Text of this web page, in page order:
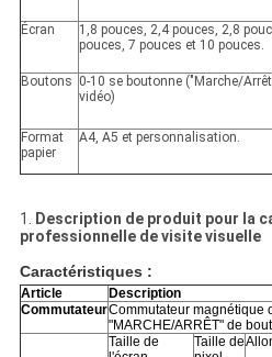
Écran
1,8 pouces, 2,4 pouces, 2,8
pouces, 7 pouces et 10 pouces.
Boutons 0-10 se boutonne ("Marche/
vidéo)
Format
papier
A4, A5 et personnalisation.
1. Description de produit pour la
professionnelle de visite visuelle
Caractéristiques :
Article Description
CommutateurCommutateur magnétique
"MARCHE/ARRÊT" de
Taille de
Taille de